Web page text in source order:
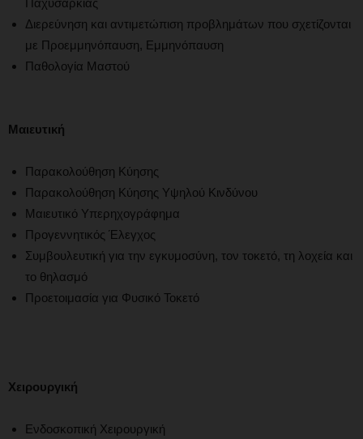
Παχυσαρκίας
Διερεύνηση και αντιμετώπιση προβλημάτων που σχετίζονται
με Προεμμηνόπαυση, Εμμηνόπαυση
Παθολογία Μαστού
Μαιευτική
Παρακολούθηση Κύησης
Παρακολούθηση Κύησης Υψηλού Κινδύνου
Μαιευτικό Υπερηχογράφημα
Προγεννητικός Έλεγχος
Συμβουλευτική για την εγκυμοσύνη, τον τοκετό, τη λοχεία και
το θηλασμό
Προετοιμασία για Φυσικό Τοκετό
Χειρουργική
Ενδοσκοπική Χειρουργική